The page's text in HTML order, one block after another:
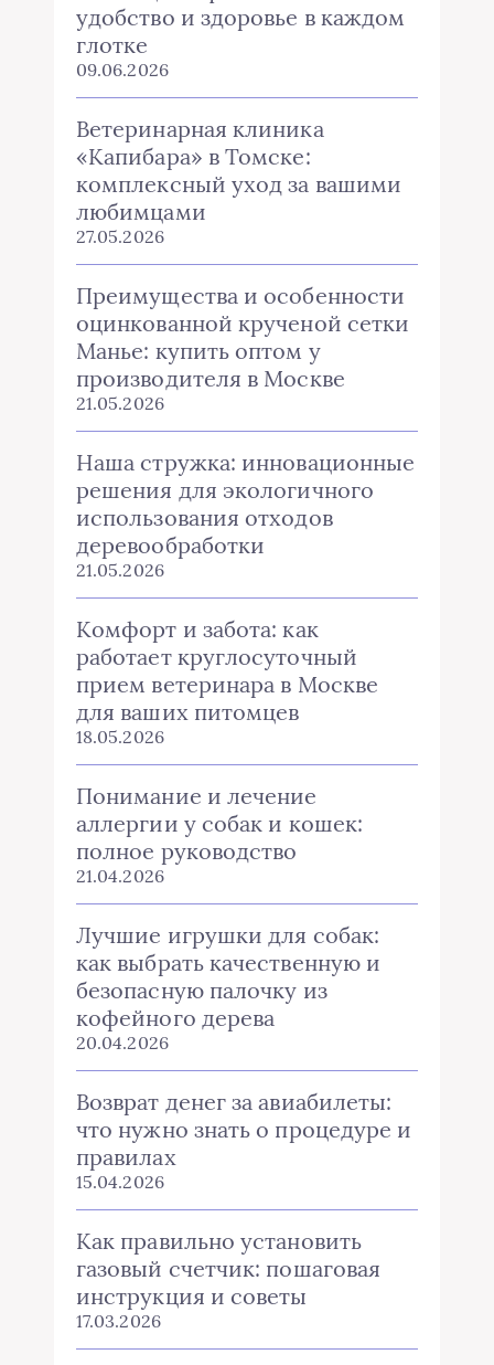
удобство и здоровье в каждом
глотке
09.06.2026
Ветеринарная клиника
«Капибара» в Томске:
комплексный уход за вашими
любимцами
27.05.2026
Преимущества и особенности
оцинкованной крученой сетки
Манье: купить оптом у
производителя в Москве
21.05.2026
Наша стружка: инновационные
решения для экологичного
использования отходов
деревообработки
21.05.2026
Комфорт и забота: как
работает круглосуточный
прием ветеринара в Москве
для ваших питомцев
18.05.2026
Понимание и лечение
аллергии у собак и кошек:
полное руководство
21.04.2026
Лучшие игрушки для собак:
как выбрать качественную и
безопасную палочку из
кофейного дерева
20.04.2026
Возврат денег за авиабилеты:
что нужно знать о процедуре и
правилах
15.04.2026
Как правильно установить
газовый счетчик: пошаговая
инструкция и советы
17.03.2026